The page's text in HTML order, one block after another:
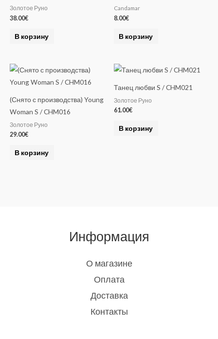
Золотое Руно
38.00€
В корзину
Candamar
8.00€
В корзину
(Снято с производства) Young
Woman S / CHM016
Золотое Руно
29.00€
В корзину
Танец любви S / CHM021
Золотое Руно
61.00€
В корзину
Информация
О магазине
Оплата
Доставка
Контакты